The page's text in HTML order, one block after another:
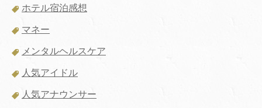
ホテル宿泊感想
マネー
メンタルヘルスケア
人気アイドル
人気アナウンサー